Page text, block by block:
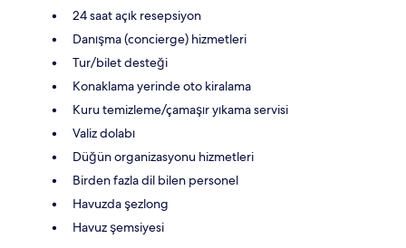
24 saat açık resepsiyon
Danışma (concierge) hizmetleri
Tur/bilet desteği
Konaklama yerinde oto kiralama
Kuru temizleme/çamaşır yıkama servisi
Valiz dolabı
Düğün organizasyonu hizmetleri
Birden fazla dil bilen personel
Havuzda şezlong
Havuz şemsiyesi